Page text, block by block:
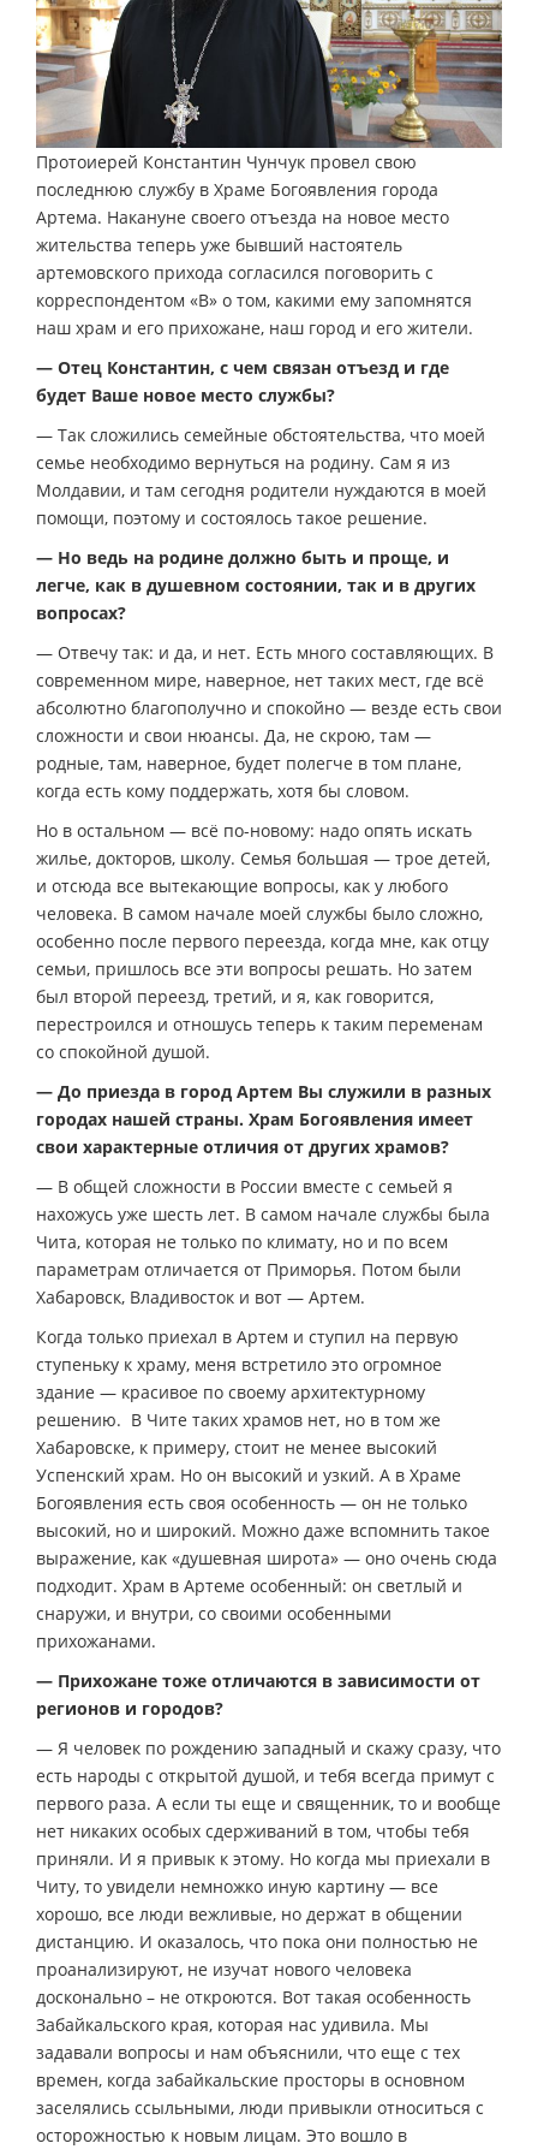
Протоиерей Константин Чунчук провел свою
последнюю службу в Храме Богоявления города
Артема. Накануне своего отъезда на новое место
жительства теперь уже бывший настоятель
артемовского прихода согласился поговорить с
корреспондентом «В» о том, какими ему запомнятся
наш храм и его прихожане, наш город и его жители.
— Отец Константин, с чем связан отъезд и где
будет Ваше новое место службы?
— Так сложились семейные обстоятельства, что моей
семье необходимо вернуться на родину. Сам я из
Молдавии, и там сегодня родители нуждаются в моей
помощи, поэтому и состоялось такое решение.
— Но ведь на родине должно быть и проще, и
легче, как в душевном состоянии, так и в других
вопросах?
— Отвечу так: и да, и нет. Есть много составляющих. В
современном мире, наверное, нет таких мест, где всё
абсолютно благополучно и спокойно — везде есть свои
сложности и свои нюансы. Да, не скрою, там —
родные, там, наверное, будет полегче в том плане,
когда есть кому поддержать, хотя бы словом.
Но в остальном — всё по-новому: надо опять искать
жилье, докторов, школу. Семья большая — трое детей,
и отсюда все вытекающие вопросы, как у любого
человека. В самом начале моей службы было сложно,
особенно после первого переезда, когда мне, как отцу
семьи, пришлось все эти вопросы решать. Но затем
был второй переезд, третий, и я, как говорится,
перестроился и отношусь теперь к таким переменам
со спокойной душой.
— До приезда в город Артем Вы служили в разных
городах нашей страны. Храм Богоявления имеет
свои характерные отличия от других храмов?
— В общей сложности в России вместе с семьей я
нахожусь уже шесть лет. В самом начале службы была
Чита, которая не только по климату, но и по всем
параметрам отличается от Приморья. Потом были
Хабаровск, Владивосток и вот — Артем.
Когда только приехал в Артем и ступил на первую
ступеньку к храму, меня встретило это огромное
здание — красивое по своему архитектурному
решению. В Чите таких храмов нет, но в том же
Хабаровске, к примеру, стоит не менее высокий
Успенский храм. Но он высокий и узкий. А в Храме
Богоявления есть своя особенность — он не только
высокий, но и широкий. Можно даже вспомнить такое
выражение, как «душевная широта» — оно очень сюда
подходит. Храм в Артеме особенный: он светлый и
снаружи, и внутри, со своими особенными
прихожанами.
— Прихожане тоже отличаются в зависимости от
регионов и городов?
— Я человек по рождению западный и скажу сразу, что
есть народы с открытой душой, и тебя всегда примут с
первого раза. А если ты еще и священник, то и вообще
нет никаких особых сдерживаний в том, чтобы тебя
приняли. И я привык к этому. Но когда мы приехали в
Читу, то увидели немножко иную картину — все
хорошо, все люди вежливые, но держат в общении
дистанцию. И оказалось, что пока они полностью не
проанализируют, не изучат нового человека
досконально – не откроются. Вот такая особенность
Забайкальского края, которая нас удивила. Мы
задавали вопросы и нам объяснили, что еще с тех
времен, когда забайкальские просторы в основном
заселялись ссыльными, люди привыкли относиться с
осторожностью к новым лицам. Это вошло в